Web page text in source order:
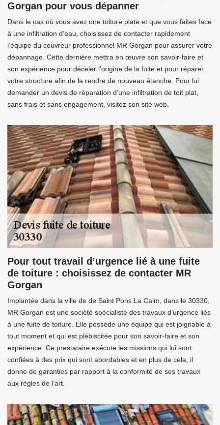
Gorgan pour vous dépanner
Dans le cas où vous avez une toiture plate et que vous faites face
à une infiltration d’eau, choisissez de contacter rapidement
l’équipe du couvreur professionnel MR Gorgan pour assurer votre
dépannage. Cette dernière mettra en œuvre son savoir-faire et
son expérience pour déceler l’origine de la fuite et pour réparer
votre structure afin de la rendre de nouveau étanche. Pour lui
demander un devis de réparation d’une infiltration de toit plat,
sans frais et sans engagement, visitez son site web.
Pour tout travail d’urgence lié à une fuite
de toiture : choisissez de contacter MR
Gorgan
Implantée dans la ville de de Saint Pons La Calm, dans le 30330,
MR Gorgan est une société spécialiste des travaux d’urgence liés
à une fuite de toiture. Elle possède une équipe qui est joignable à
tout moment et qui est plébiscitée pour son savoir-faire et son
expérience. Ce prestataire exécute les missions qui lui sont
confiées à des prix qui sont abordables et en plus de cela, il
donne de garanties par rapport à la conformité de ses travaux
aux règles de l’art.